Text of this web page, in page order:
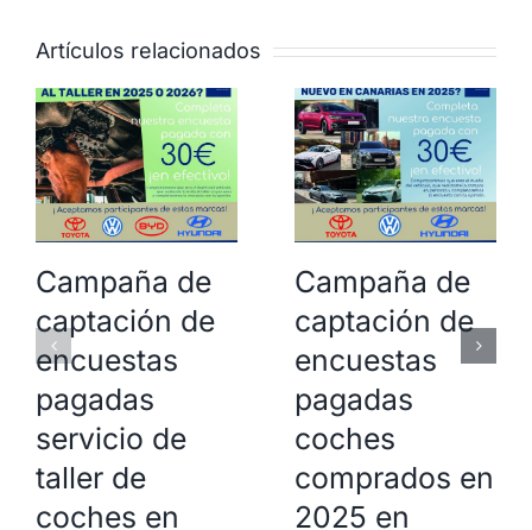
Artículos relacionados
Campaña de
captación de
encuestas
pagadas
servicio de
taller de
coches en
Campaña de
captación de
encuestas
pagadas
coches
comprados en
2025 en